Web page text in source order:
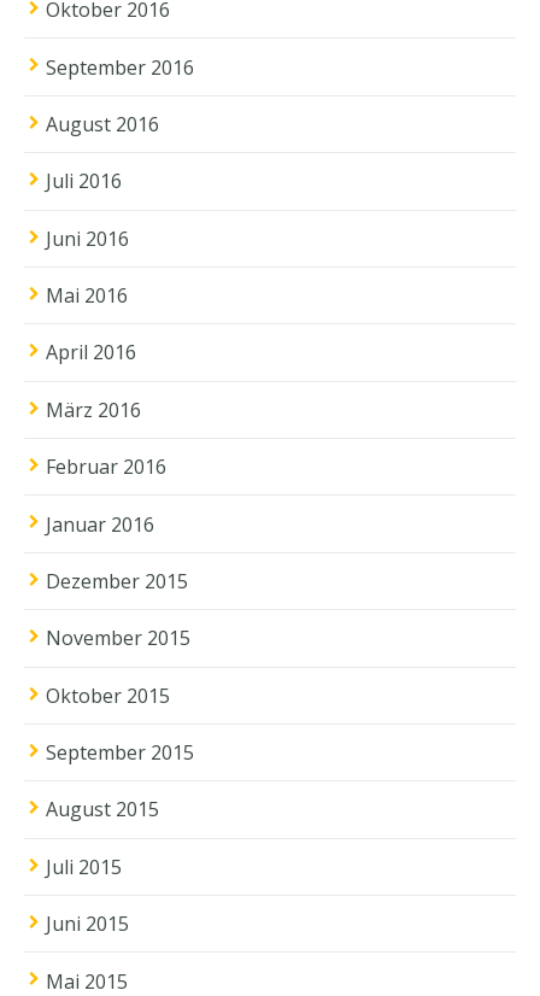
Oktober 2016
September 2016
August 2016
Juli 2016
Juni 2016
Mai 2016
April 2016
März 2016
Februar 2016
Januar 2016
Dezember 2015
November 2015
Oktober 2015
September 2015
August 2015
Juli 2015
Juni 2015
Mai 2015